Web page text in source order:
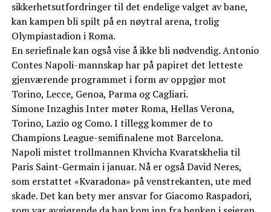
sikkerhetsutfordringer til det endelige valget av bane,
kan kampen bli spilt på en nøytral arena, trolig
Olympiastadion i Roma.
En seriefinale kan også vise å ikke bli nødvendig. Antonio
Contes Napoli-mannskap har på papiret det letteste
gjenværende programmet i form av oppgjør mot
Torino, Lecce, Genoa, Parma og Cagliari.
Simone Inzaghis Inter møter Roma, Hellas Verona,
Torino, Lazio og Como. I tillegg kommer de to
Champions League-semifinalene mot Barcelona.
Napoli mistet trollmannen Khvicha Kvaratskhelia til
Paris Saint-Germain i januar. Nå er også David Neres,
som erstattet «Kvaradona» på venstrekanten, ute med
skade. Det kan bety mer ansvar for Giacomo Raspadori,